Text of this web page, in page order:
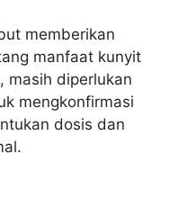
memberikan
manfaat kunyit
masih diperlukan
mengkonfirmasi
dosis dan